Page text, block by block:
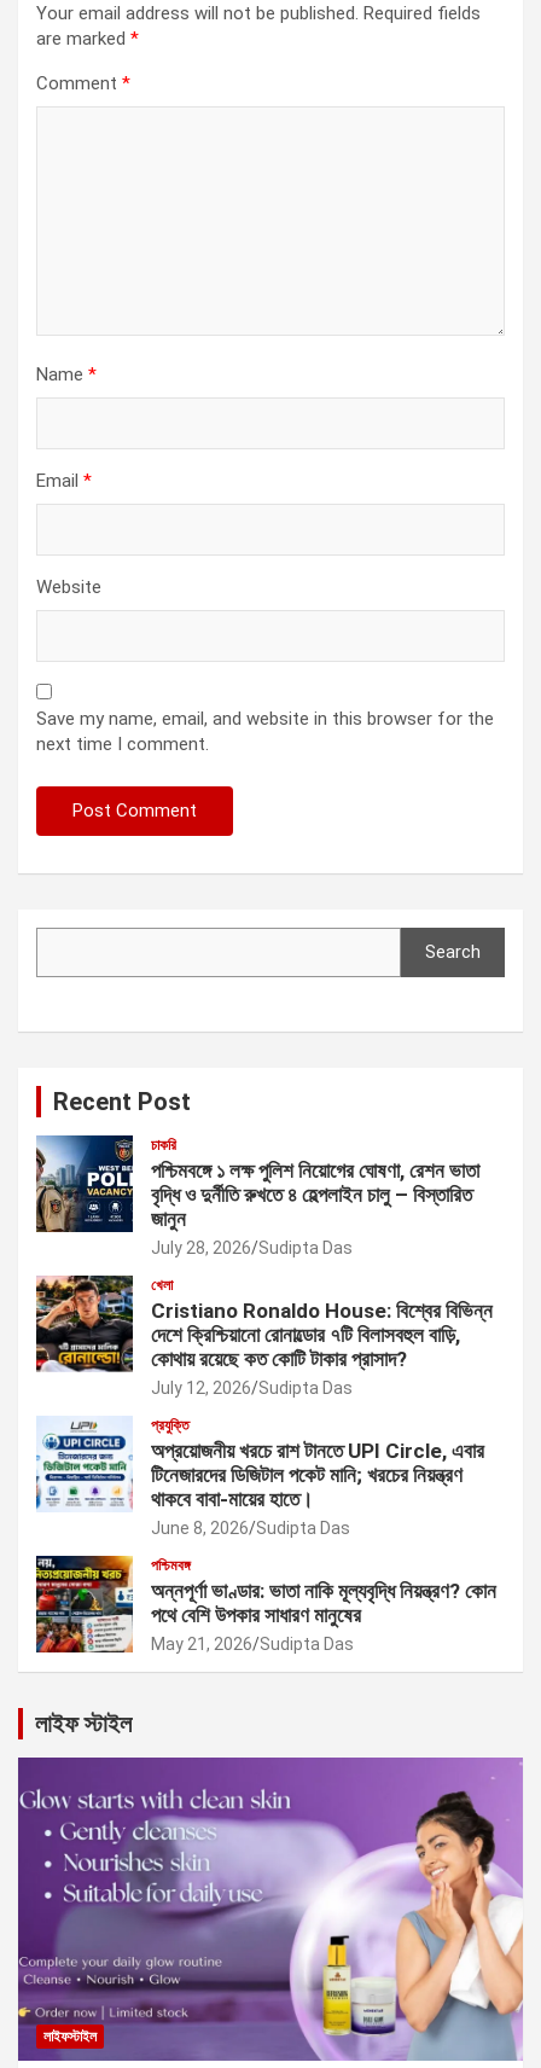
Your email address will not be published. Required fields
are marked *
Comment *
Name *
Email *
Website
Save my name, email, and website in this browser for the
next time I comment.
Search
Recent Post
চাকরি
পশ্চিমবঙ্গে ১ লক্ষ পুলিশ নিয়োগের ঘোষণা, রেশন ভাতা
বৃদ্ধি ও দুর্নীতি রুখতে ৪ হেল্পলাইন চালু – বিস্তারিত
জানুন
July 28, 2026 Sudipta Das
খেলা
Cristiano Ronaldo House: বিশ্বের বিভিন্ন
দেশে ক্রিশ্চিয়ানো রোনাল্ডোর ৭টি বিলাসবহুল বাড়ি,
কোথায় রয়েছে কত কোটি টাকার প্রাসাদ?
July 12, 2026 Sudipta Das
প্রযুক্তি
অপ্রয়োজনীয় খরচে রাশ টানতে UPI Circle, এবার
টিনেজারদের ডিজিটাল পকেট মানি; খরচের নিয়ন্ত্রণ
থাকবে বাবা-মায়ের হাতে।
June 8, 2026 Sudipta Das
পশ্চিমবঙ্গ
অন্নপূর্ণা ভাণ্ডার: ভাতা নাকি মূল্যবৃদ্ধি নিয়ন্ত্রণ? কোন
পথে বেশি উপকার সাধারণ মানুষের
May 21, 2026 Sudipta Das
লাইফ স্টাইল
লাইফস্টাইল